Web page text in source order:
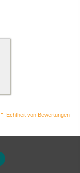
Echtheit von Bewertungen